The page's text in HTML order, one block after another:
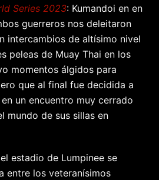
Series 2023: Kumandoi en en
guerreros nos deleitaron
intercambios de altísimo nivel
peleas de Muay Thai en los
momentos álgidos para
que al final fue decidida a
un encuentro muy cerrado
mundo de sus sillas en
estadio de Lumpinee se
entre los veteranísimos